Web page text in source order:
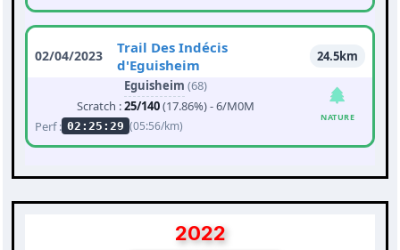
02/04/2023
Trail Des Indécis
d'Eguisheim
24.5km
Eguisheim (68)
Scratch :25/140(17.86%) - 6/M0M
Perf : 02:25:29 (05:56/km)
NATURE
2022